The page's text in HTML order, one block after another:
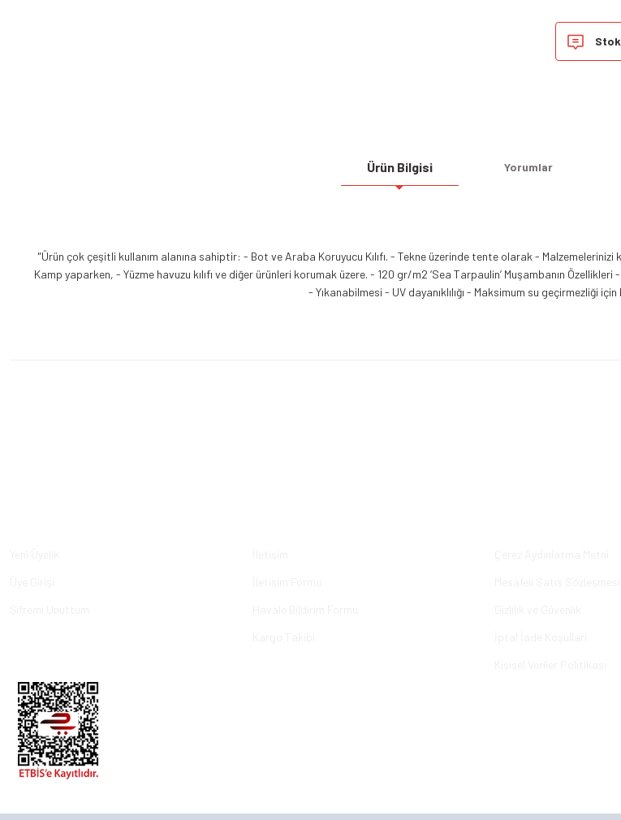
Ürün Bilgisi Yorumlar
"Ürün çok çeşitli kullanım alanına sahiptir: - Bot ve Araba Koruyucu Kılıfı. - Tekne üzerinde tente olarak -
Kamp yaparken, - Yüzme havuzu kılıfı ve diğer ürünleri korumak üzere. - 120 gr/m2 ‘Sea Tarpaulin’ Muşambanın
- Yıkanabilmesi - UV dayanıklılığı - Maksimum su geçirmezliği